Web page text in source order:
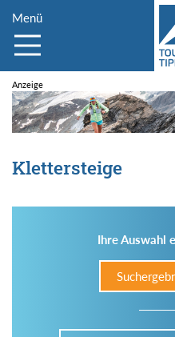
Menü
Klettersteige
Ihre Auswahl